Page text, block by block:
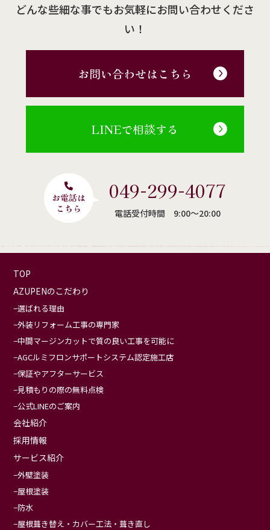
どんな些細な事でもお気軽にお問い合わせくださ
い！
お問い合わせはこちら
LINEで相談する
049-299-4077
電話受付時間 9:00〜20:00
TOP
AZUPENのこだわり
選ばれる理由
外装リフォーム工事の専門家
中間マージンカットで質の良い工事を可能に
AGCルミフロンサポートシステム認定施工店
保証やアフターサービス
見積もりの際の無料点検
公式LINEのご案内
会社紹介
採用情報
サービス紹介
外壁塗装
屋根塗装
防水
屋根葺き替え・カバー工法・葺き直し